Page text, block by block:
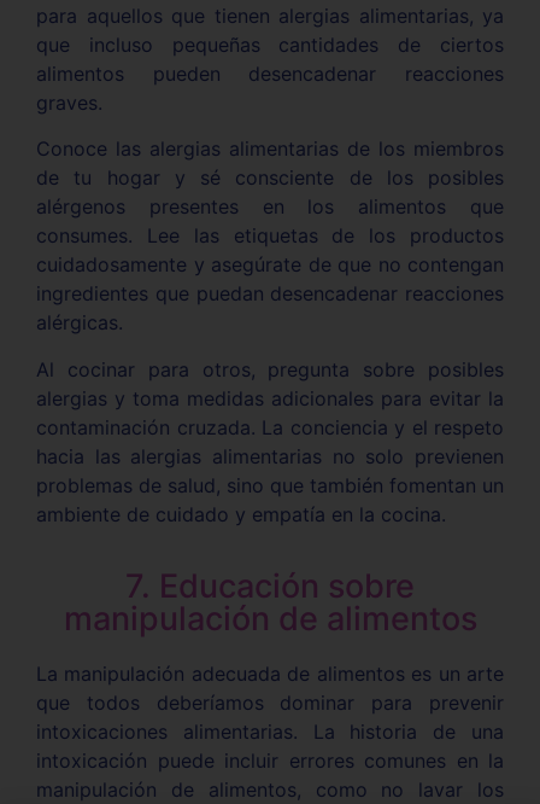
para aquellos que tienen alergias alimentarias, ya
que incluso pequeñas cantidades de ciertos
alimentos pueden desencadenar reacciones
graves.
Conoce las alergias alimentarias de los miembros
de tu hogar y sé consciente de los posibles
alérgenos presentes en los alimentos que
consumes. Lee las etiquetas de los productos
cuidadosamente y asegúrate de que no contengan
ingredientes que puedan desencadenar reacciones
alérgicas.
Al cocinar para otros, pregunta sobre posibles
alergias y toma medidas adicionales para evitar la
contaminación cruzada. La conciencia y el respeto
hacia las alergias alimentarias no solo previenen
problemas de salud, sino que también fomentan un
ambiente de cuidado y empatía en la cocina.
7. Educación sobre
manipulación de alimentos
La manipulación adecuada de alimentos es un arte
que todos deberíamos dominar para prevenir
intoxicaciones alimentarias. La historia de una
intoxicación puede incluir errores comunes en la
manipulación de alimentos, como no lavar los